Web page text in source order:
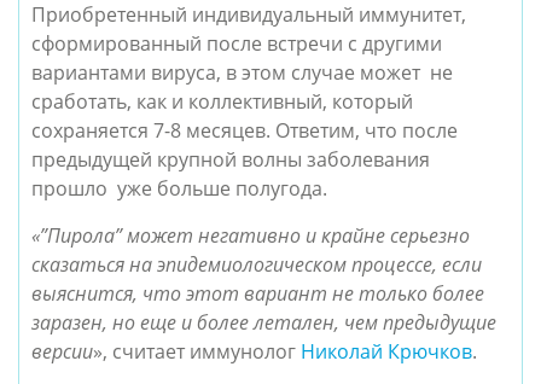
Приобретенный индивидуальный иммунитет,
сформированный после встречи с другими
вариантами вируса, в этом случае может  не
сработать, как и коллективный, который
сохраняется 7-8 месяцев. Ответим, что после
предыдущей крупной волны заболевания
прошло  уже больше полугода.
«”Пирола” может негативно и крайне серьезно
сказаться на эпидемиологическом процессе, если
выяснится, что этот вариант не только более
заразен, но еще и более летален, чем предыдущие
версии», считает иммунолог Николай Крючков.